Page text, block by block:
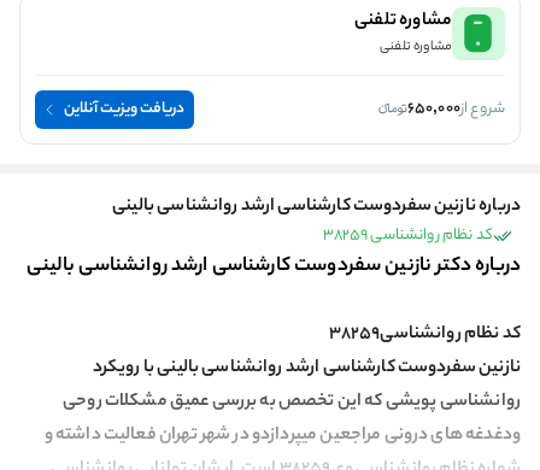
مشاوره تلفنی
مشاوره تلفنی
شروع از650,000 دریافت ویزیت آنلاین
درباره نازنین سفردوست کارشناسی ارشد روانشناسی بالینی
کد نظام روانشناسی 38259
درباره دکتر نازنین سفردوست کارشناسی ارشد روانشناسی بالینی
کد نظام روانشناسی38259
نازنین سفردوست کارشناسی ارشد روانشناسی بالینی با رویکرد
روانشناسی پویشی که این تخصص به بررسی عمیق مشکلات روحی
ودغدغه های درونی مراجعین میپردازدو در شهر تهران فعالیت داشته و